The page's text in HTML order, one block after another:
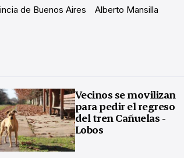
de Buenos Aires Alberto Mansilla
Vecinos se movilizan
para pedir el regreso
del tren Cañuelas -
Lobos